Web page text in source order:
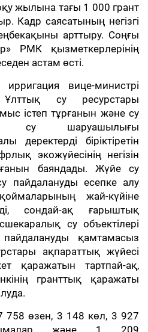
жылына тағы 1 000 грант
Кадр саясатының негізгі
арттыру. Соңғы
РМК қызметкерлерінің
астам өсті.
вице-министрі
су ресурстары
істеп тұрғанын және су
су шаруашылығы
деректерді біріктіретін
экожүйесінің негізін
баяндады. Жүйе су
су пайдалануды есепке алу
жай-күйіне
сондай-ақ ғарыштық
су объектілері
қамтамасыз
ақпараттық жүйесі
қаражатын тартпай-ақ,
гранттық қаражаты
758 өзен, 3 148 көл, 3 927
және 1 209